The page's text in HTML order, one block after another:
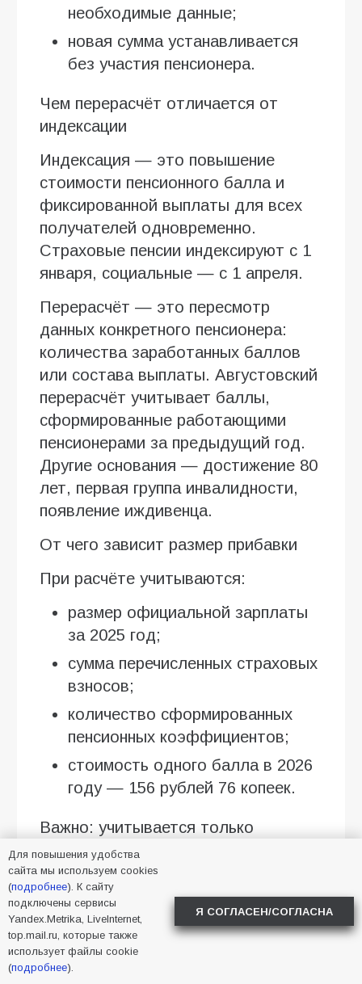
необходимые данные;
новая сумма устанавливается
без участия пенсионера.
Чем перерасчёт отличается от
индексации
Индексация — это повышение
стоимости пенсионного балла и
фиксированной выплаты для всех
получателей одновременно.
Страховые пенсии индексируют с 1
января, социальные — с 1 апреля.
Перерасчёт — это пересмотр
данных конкретного пенсионера:
количества заработанных баллов
или состава выплаты. Августовский
перерасчёт учитывает баллы,
сформированные работающими
пенсионерами за предыдущий год.
Другие основания — достижение 80
лет, первая группа инвалидности,
появление иждивенца.
От чего зависит размер прибавки
При расчёте учитываются:
размер официальной зарплаты
за 2025 год;
сумма перечисленных страховых
взносов;
количество сформированных
пенсионных коэффициентов;
стоимость одного балла в 2026
году — 156 рублей 76 копеек.
Важно: учитывается только
официальная занятость. Доходы, с
которых не перечислялись
страховые взносы, не увеличивают
страховую пенсию.
Формула расчёта проста:
количество пенсионных баллов ×
Для повышения удобства
сайта мы используем cookies
(подробнее). К сайту
подключены сервисы
Yandex.Metrika, LiveInternet,
top.mail.ru, которые также
использует файлы cookie
(подробнее).
Я СОГЛАСЕН/СОГЛАСНА